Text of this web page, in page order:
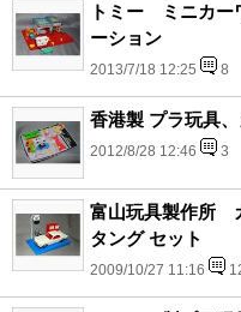
トミー ミニカー
ーション
2013/7/18 12:25 8
香港製 プラ玩具
2012/8/28 12:46 3
富山玩具製作所
タング セット
2009/10/27 11:16